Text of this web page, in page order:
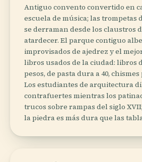
Antiguo convento convertido en
escuela de música; las trompetas
se derraman desde los claustros
atardecer. El parque contiguo
improvisados de ajedrez y el
libros usados de la ciudad: libros
pesos, de pasta dura a 40,
Los estudiantes de arquitectura
contrafuertes mientras los
trucos sobre rampas del siglo
la piedra es más dura que las